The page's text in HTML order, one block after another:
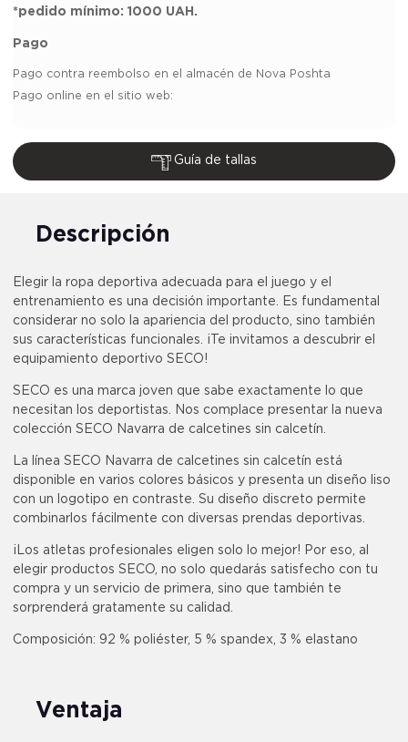
*pedido mínimo: 1000 UAH.
Pago
Pago contra reembolso en el almacén de Nova Poshta
Pago online en el sitio web:
Guía de tallas
Descripción
Elegir la ropa deportiva adecuada para el juego y el
entrenamiento es una decisión importante. Es fundamental
considerar no solo la apariencia del producto, sino también
sus características funcionales. ¡Te invitamos a descubrir el
equipamiento deportivo SECO!
SECO es una marca joven que sabe exactamente lo que
necesitan los deportistas. Nos complace presentar la nueva
colección SECO Navarra de calcetines sin calcetín.
La línea SECO Navarra de calcetines sin calcetín está
disponible en varios colores básicos y presenta un diseño liso
con un logotipo en contraste. Su diseño discreto permite
combinarlos fácilmente con diversas prendas deportivas.
¡Los atletas profesionales eligen solo lo mejor! Por eso, al
elegir productos SECO, no solo quedarás satisfecho con tu
compra y un servicio de primera, sino que también te
sorprenderá gratamente su calidad.
Composición: 92 % poliéster, 5 % spandex, 3 % elastano
Ventaja